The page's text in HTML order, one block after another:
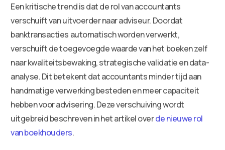
Een kritische trend is dat de rol van accountants
verschuift van uitvoerder naar adviseur. Doordat
banktransacties automatisch worden verwerkt,
verschuift de toegevoegde waarde van het boeken zelf
naar kwaliteitsbewaking, strategische validatie en data-
analyse. Dit betekent dat accountants minder tijd aan
handmatige verwerking besteden en meer capaciteit
hebben voor advisering. Deze verschuiving wordt
uitgebreid beschreven in het artikel overde nieuwe rol
van boekhouders.